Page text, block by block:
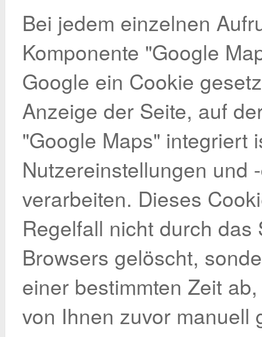
Bei jedem einzelnen
Komponente "Google
Google ein Cookie
Anzeige der Seite, auf
"Google Maps" integriert
Nutzereinstellungen und
verarbeiten. Dieses
Regelfall nicht durch das
Browsers gelöscht,
einer bestimmten Zeit
von Ihnen zuvor manuell